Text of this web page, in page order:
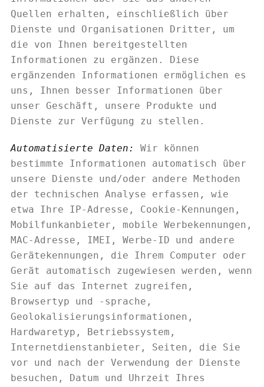
Quellen erhalten, einschließlich über
Dienste und Organisationen Dritter, um
die von Ihnen bereitgestellten
Informationen zu ergänzen. Diese
ergänzenden Informationen ermöglichen es
uns, Ihnen besser Informationen über
unser Geschäft, unsere Produkte und
Dienste zur Verfügung zu stellen.
Automatisierte Daten:
Wir können
bestimmte Informationen automatisch über
unsere Dienste und/oder andere Methoden
der technischen Analyse erfassen, wie
etwa Ihre IP-Adresse, Cookie-Kennungen,
Mobilfunkanbieter, mobile Werbekennungen,
MAC-Adresse, IMEI, Werbe-ID und andere
Gerätekennungen, die Ihrem Computer oder
Gerät automatisch zugewiesen werden, wenn
Sie auf das Internet zugreifen,
Browsertyp und -sprache,
Geolokalisierungsinformationen,
Hardwaretyp, Betriebssystem,
Internetdienstanbieter, Seiten, die Sie
vor und nach der Verwendung der Dienste
besuchen, Datum und Uhrzeit Ihres